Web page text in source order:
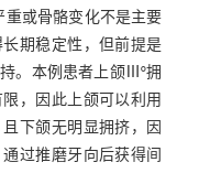
重或骨骼变化不是主要
期稳定性，但前提是
。本例患者上颌Ⅲ°拥
，因此上颌可以利用
下颌无明显拥挤，因
过推磨牙向后获得间